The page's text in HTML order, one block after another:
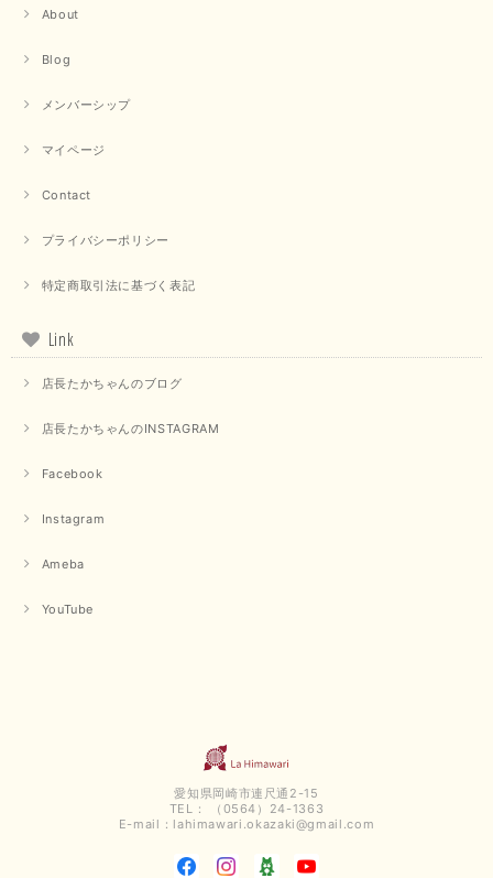
About
Blog
メンバーシップ
マイページ
Contact
プライバシーポリシー
特定商取引法に基づく表記
Link
店長たかちゃんのブログ
店長たかちゃんのINSTAGRAM
Facebook
Instagram
Ameba
YouTube
愛知県岡崎市連尺通2-15
TEL： （0564）24-1363
E-mail： lahimawari.okazaki@gmail.com